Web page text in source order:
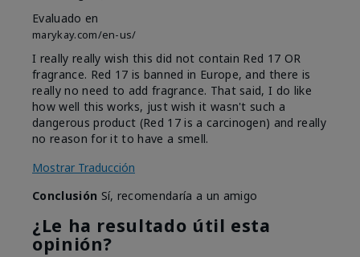
Evaluado en
marykay.com/en-us/
I really really wish this did not contain Red 17 OR
fragrance. Red 17 is banned in Europe, and there is
really no need to add fragrance. That said, I do like
how well this works, just wish it wasn't such a
dangerous product (Red 17 is a carcinogen) and really
no reason for it to have a smell.
Mostrar Traducción
Conclusión Sí, recomendaría a un amigo
¿Le ha resultado útil esta
opinión?